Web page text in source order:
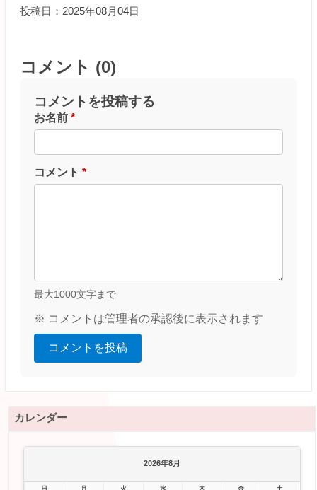
投稿日：2025年08月04日
コメント (0)
コメントを投稿する
お名前 *
コメント *
最大1000文字まで
※ コメントは管理者の承認後に表示されます
コメントを投稿
カレンダー
2026年8月